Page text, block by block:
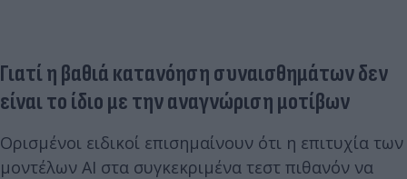
Γιατί η βαθιά κατανόηση συναισθημάτων δεν
είναι το ίδιο με την αναγνώριση μοτίβων
Ορισμένοι ειδικοί επισημαίνουν ότι η επιτυχία των
μοντέλων AI στα συγκεκριμένα τεστ πιθανόν να